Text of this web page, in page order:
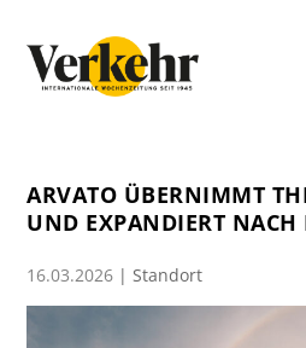
ARVATO ÜBERNIMMT
UND EXPANDIERT
16.03.2026 |Standort